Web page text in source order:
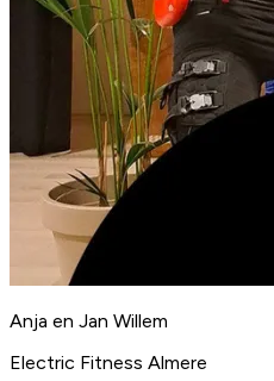
Anja en Jan Willem
Electric Fitness Almere